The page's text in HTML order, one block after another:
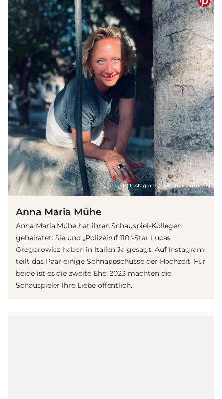
(© Instagram / annamariamuehe)
Anna Maria Mühe
Anna Maria Mühe hat ihren Schauspiel-Kollegen
geheiratet: Sie und „Polizeiruf 110“-Star Lucas
Gregorowicz haben in Italien Ja gesagt. Auf Instagram
teilt das Paar einige Schnappschüsse der Hochzeit. Für
beide ist es die zweite Ehe. 2023 machten die
Schauspieler ihre Liebe öffentlich.